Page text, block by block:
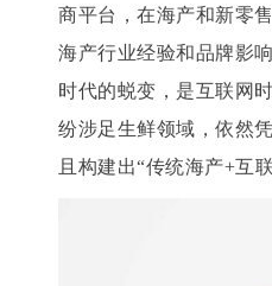
商平台，在海产和新零
海产行业经验和品牌影
时代的蜕变，是互联网
纷涉足生鲜领域，依然
且构建出“传统海产+互